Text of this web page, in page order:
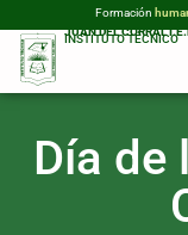
Formación
INSTITUTO TÉCNICO
JUAN DEL CORRAL
Día de